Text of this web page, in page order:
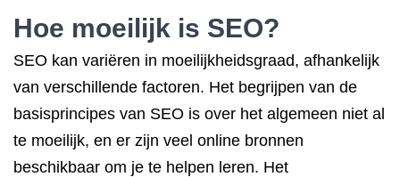
Hoe moeilijk is SEO?
SEO kan variëren in moeilijkheidsgraad, afhankelijk
van verschillende factoren. Het begrijpen van de
basisprincipes van SEO is over het algemeen niet al
te moeilijk, en er zijn veel online bronnen
beschikbaar om je te helpen leren. Het